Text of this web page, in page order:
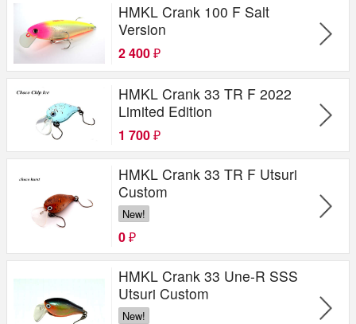
HMKL Crank 100 F Salt
Version
2 400 ₽
HMKL Crank 33 TR F 2022
Limited Edition
1 700 ₽
HMKL Crank 33 TR F Utsuri
Custom
New!
0 ₽
HMKL Crank 33 Une-R SSS
Utsuri Custom
New!